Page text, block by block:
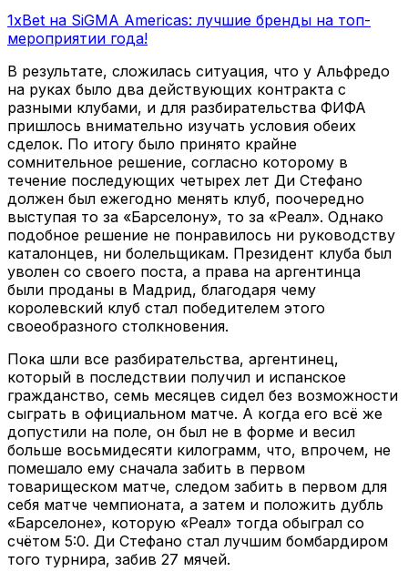
1xBet на SiGMA Americas: лучшие бренды на топ-
мероприятии года!
В результате, сложилась ситуация, что у Альфредо
на руках было два действующих контракта с
разными клубами, и для разбирательства ФИФА
пришлось внимательно изучать условия обеих
сделок. По итогу было принято крайне
сомнительное решение, согласно которому в
течение последующих четырех лет Ди Стефано
должен был ежегодно менять клуб, поочередно
выступая то за «Барселону», то за «Реал». Однако
подобное решение не понравилось ни руководству
каталонцев, ни болельщикам. Президент клуба был
уволен со своего поста, а права на аргентинца
были проданы в Мадрид, благодаря чему
королевский клуб стал победителем этого
своеобразного столкновения.
Пока шли все разбирательства, аргентинец,
который в последствии получил и испанское
гражданство, семь месяцев сидел без возможности
сыграть в официальном матче. А когда его всё же
допустили на поле, он был не в форме и весил
больше восьмидесяти килограмм, что, впрочем, не
помешало ему сначала забить в первом
товарищеском матче, следом забить в первом для
себя матче чемпионата, а затем и положить дубль
«Барселоне», которую «Реал» тогда обыграл со
счётом 5:0. Ди Стефано стал лучшим бомбардиром
того турнира, забив 27 мячей.